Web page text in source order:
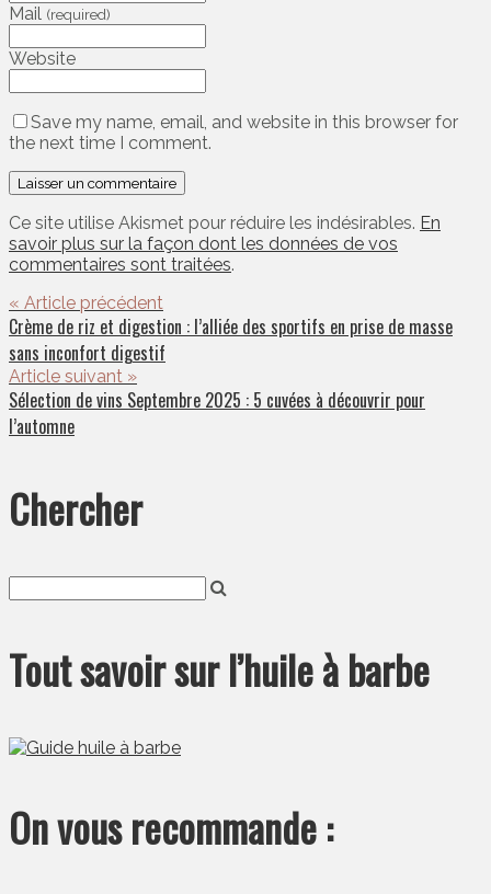
Mail (required)
Website
Save my name, email, and website in this browser for
the next time I comment.
Ce site utilise Akismet pour réduire les indésirables. En
savoir plus sur la façon dont les données de vos
commentaires sont traitées.
« Article précédent
Crème de riz et digestion : l’alliée des sportifs en prise de masse
sans inconfort digestif
Article suivant »
Sélection de vins Septembre 2025 : 5 cuvées à découvrir pour
l’automne
Chercher
Tout savoir sur l’huile à barbe
On vous recommande :